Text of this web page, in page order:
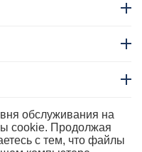
обслуживания на
cookie. Продолжая
с тем, что файлы